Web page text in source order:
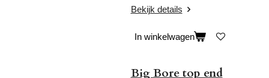
Bekijk details
In winkelwagen
Big Bore top end